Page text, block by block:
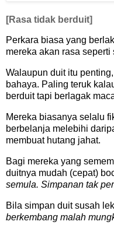
[Rasa tidak berduit]
Perkara biasa yang
mereka akan rasa
Walaupun duit itu
bahaya. Paling teruk
berduit tapi berlagak
Mereka biasanya selalu
berbelanja melebihi
membuat hutang jahat.
Bagi mereka yang
duitnya mudah (cepat)
semula. Simpanan tak
Bila simpan duit susah
berkembang malah